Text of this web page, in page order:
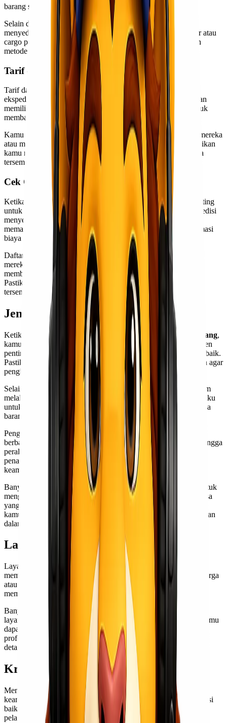
barang sampai lebih cepat.
Selain dua pilihan utama tersebut, beberapa jasa ekspedisi
menyediakan layanan khusus seperti pengiriman door-to-door atau
cargo project. Pilihan ini memungkinkan kamu menyesuaikan
metode pengiriman sesuai keperluan bisnis maupun pribadi.
Tarif dan Ongkos Kirim
Tarif dan ongkos kirim menjadi faktor penting saat memilih
ekspedisi cargo murah Surabaya ke Kupang. Setiap perusahaan
memiliki penawaran berbeda, sehingga sangat disarankan untuk
membandingkan beberapa penyedia layanan.
Kamu bisa mengecek ongkir dengan mengunjungi situs web mereka
atau menggunakan aplikasi khusus yang banyak tersedia. Pastikan
kamu mendapatkan informasi yang akurat agar tidak ada biaya
tersembunyi di kemudian hari.
Cek Ongkir dan Daftar Ongkos Kirim
Ketika memilih ekspedisi cargo murah Surabaya Kupang, penting
untuk mengecek ongkir terlebih dahulu. Banyak layanan ekspedisi
menyediakan fitur cek ongkos kirim secara online. Dengan
memasukkan detail pengiriman, kamu dapat memperoleh estimasi
biaya yang akurat.
Daftar ongkos kirim juga biasanya tersedia di situs web resmi
mereka. Membandingkan tarif dari beberapa penyedia akan
membantu kamu menemukan pilihan terbaik sesuai anggaran.
Pastikan untuk memeriksa semua opsi agar tidak ada biaya
tersembunyi saat proses pengiriman berlangsung.
Jenis Barang yang Dapat Dikirim
Ketika menggunakan ekspedisi cargo murah Surabaya Kupang,
kamu dapat mengirim berbagai jenis barang. Mulai dari dokumen
penting hingga barang elektronik, semua bisa dihandle dengan baik.
Pastikan untuk mengetahui kategori barang yang diperbolehkan agar
pengiriman berjalan lancar.
Selain itu, produk makanan dan minuman juga seringkali dikirim
melalui jasa ini. Namun, ada beberapa aturan khusus yang berlaku
untuk pengiriman barang-barang tersebut. Selalu pastikan bahwa
barang kamu memenuhi syarat sebelum melakukan pengiriman.
Pengiriman barang dari Surabaya ke Kupang dapat mencakup
berbagai jenis produk. Mulai dari barang elektronik, pakaian, hingga
peralatan rumah tangga. Setiap jenis barang memerlukan
penanganan dan pengemasan yang berbeda untuk memastikan
keamanan selama perjalanan.
Banyak ekspedisi cargo murah menawarkan layanan khusus untuk
mengirimkan barang berharga atau sensitif. Pastikan memilih jasa
yang tepat agar pengiriman berjalan lancar dan sesuai harapan
kamu. Keberagaman opsi ini memberi kemudahan bagi pelanggan
dalam memenuhi kebutuhan logistik mereka.
Layanan Pengiriman Spesifik
Layanan
spesifik sangat penting bagi mereka yang
memiliki kebutuhan khusus. Misalnya, pengiriman barang berharga
atau barang mudah rusak memerlukan perlakuan ekstra untuk
memastikan keamanan dan keutuhan selama perjalanan.
Banyak ekspedisi cargo murah Surabaya Kupang menawarkan
layanan ini. Dengan pengalaman dan fasilitas yang memadai, kamu
dapat mempercayakan kiriman kamu kepada penyedia jasa yang
profesional, seperti
Lionel Express
. Pastikan untuk menanyakan
detail layanan agar sesuai dengan kebutuhan kamu.
Kriteria Memilih Ekspedisi
Memilih ekspedisi yang tepat sangat penting untuk memastikan
keamanan barang kamu. Pastikan jasa ekspedisi memiliki reputasi
baik dalam hal pengiriman aman dan tepat waktu. Cek ulasan
pelanggan sebelumnya agar tidak salah pilih.